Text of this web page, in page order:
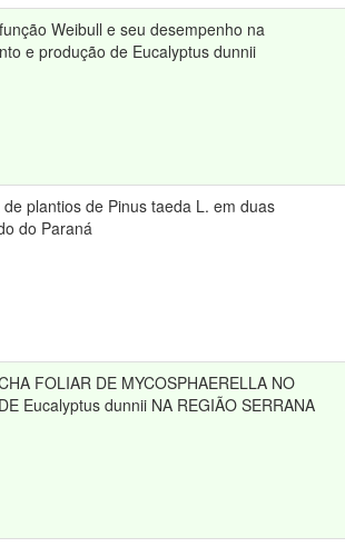
Weibull e seu desempenho na
e produção de Eucalyptus dunnii
plantios de Pinus taeda L. em duas
do Paraná
FOLIAR DE MYCOSPHAERELLA NO
Eucalyptus dunnii NA REGIÃO SERRANA